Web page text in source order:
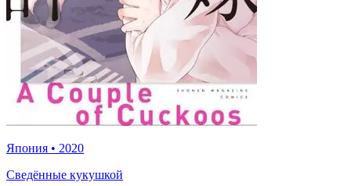
Япония • 2020
Сведённые кукушкой